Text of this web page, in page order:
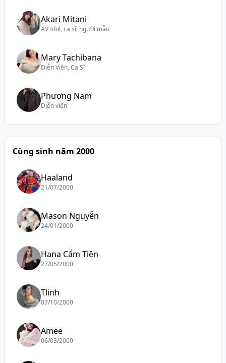
Akari Mitani
AV Idol, ca sĩ, người mẫu
Mary Tachibana
Diễn Viên, Ca Sĩ
Phương Nam
Diễn viên
Cùng sinh năm 2000
Haaland
21/07/2000
Mason Nguyễn
24/01/2000
Hana Cẩm Tiên
27/05/2000
Tlinh
07/10/2000
Amee
06/03/2000